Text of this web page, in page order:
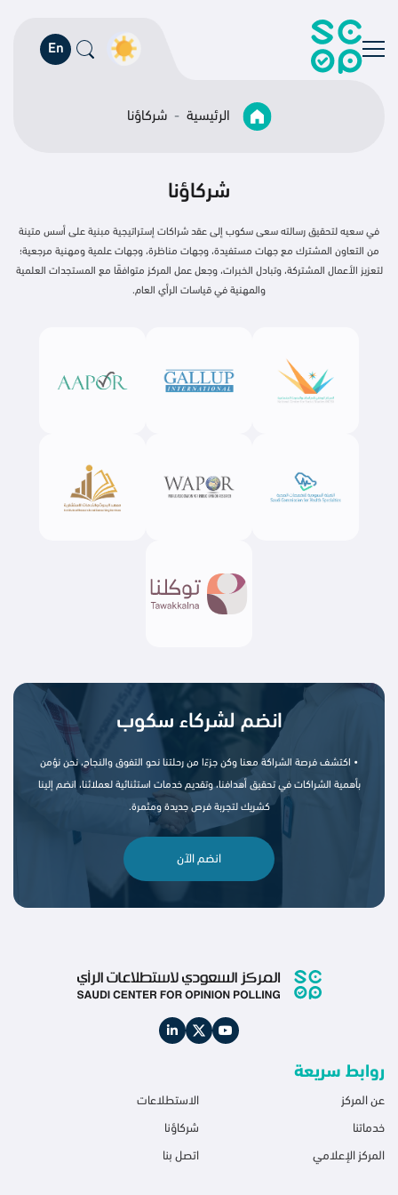
En
الرئيسية شركاؤنا
شركاؤنا
في سعيه لتحقيق رسالته سعى سكوب إلى عقد شراكات إستراتيجية مبنية على أسس متينة
من التعاون المشترك مع جهات مستفيدة، وجهات مناظرة، وجهات علمية ومهنية مرجعية؛
لتعزيز الأعمال المشتركة، وتبادل الخبرات، وجعل عمل المركز متوافقًا مع المستجدات العلمية
والمهنية في قياسات الرأي العام.
انضم لشركاء سكوب
• اكتشف فرصة الشراكة معنا وكن جزءًا من رحلتنا نحو التفوق والنجاح، نحن نؤمن
بأهمية الشراكات في تحقيق أهدافنا، وتقديم خدمات استثنائية لعملائنا، انضم إلينا
كشريك لتجربة فرص جديدة ومثمرة.
انضم الآن
روابط سريعة
عن المركز الاستطلاعات
خدماتنا شركاؤنا
المركز الإعلامي اتصل بنا